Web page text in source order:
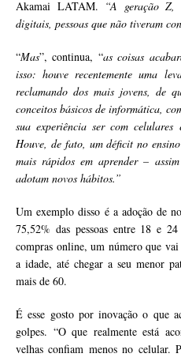
Akamai LATAM. “A geração Z,
digitais, pessoas que não tiveram
“Mas”, continua, “as coisas
isso: houve recentemente uma
reclamando dos mais jovens, de
conceitos básicos de informática,
sua experiência ser com celulares
Houve, de fato, um déficit no
mais rápidos em aprender –
adotam novos hábitos.”
Um exemplo disso é a adoção de
75,52% das pessoas entre 18 e
compras online, um número que
a idade, até chegar a seu menor
mais de 60.
É esse gosto por inovação o que
golpes. “O que realmente está
velhas confiam menos no celular.